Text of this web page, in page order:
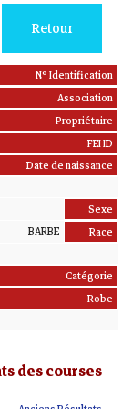
Retour
N° Identification
Association
Propriétaire
FEI ID
Date de naissance
Sexe
Race
BARBE
Catégorie
Robe
des courses :